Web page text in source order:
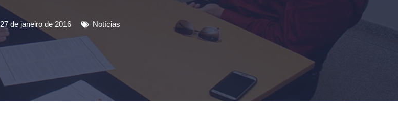
27 de janeiro de 2016 Notícias